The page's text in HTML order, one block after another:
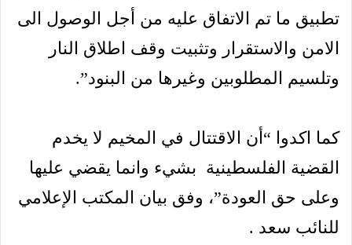
تطبيق ما تم الاتفاق عليه من أجل الوصول الى
الامن والاستقرار وتثبيت وقف اطلاق النار
وتلسيم المطلوبين وغيرها من البنود”.
كما اكدوا “أن الاقتتال في المخيم لا يخدم
القضية الفلسطينية بشيء وانما يقضي عليها
وعلى حق العودة”، وفق بيان المكتب الإعلامي
للنائب سعد .